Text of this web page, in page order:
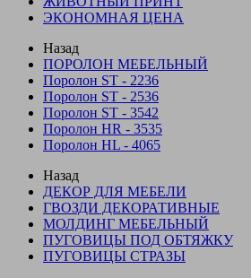
ЭКОНОМНАЯ ЦЕНА
Назад
ПОРОЛОН МЕБЕЛЬНЫЙ
Поролон ST - 2236
Поролон ST - 2536
Поролон ST - 3542
Поролон HR - 3535
Поролон HL - 4065
Назад
ДЕКОР ДЛЯ МЕБЕЛИ
ГВОЗДИ ДЕКОРАТИВНЫЕ
МОЛДИНГ МЕБЕЛЬНЫЙ
ПУГОВИЦЫ ПОД ОБТЯЖКУ
ПУГОВИЦЫ СТРАЗЫ